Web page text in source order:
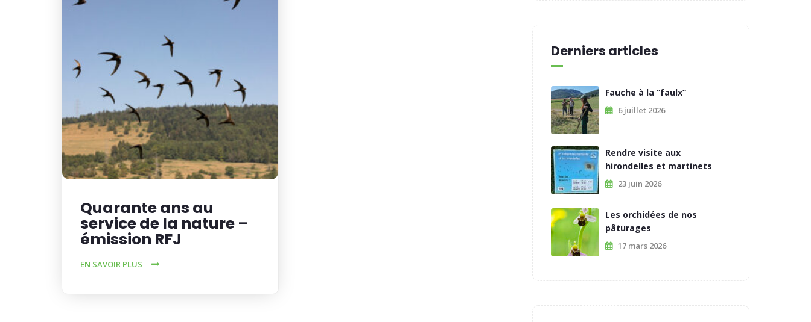
Quarante ans au
service de la nature –
émission RFJ
EN SAVOIR PLUS
Derniers articles
Fauche à la “faulx”
6 juillet 2026
Rendre visite aux
hirondelles et martinets
23 juin 2026
Les orchidées de nos
pâturages
17 mars 2026